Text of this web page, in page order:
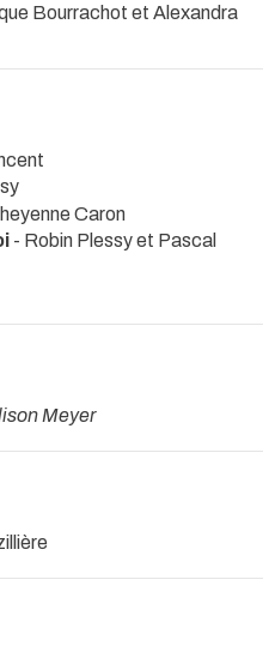
Bourrachot et Alexandra
Caron
- Robin Plessy et Pascal
Meyer